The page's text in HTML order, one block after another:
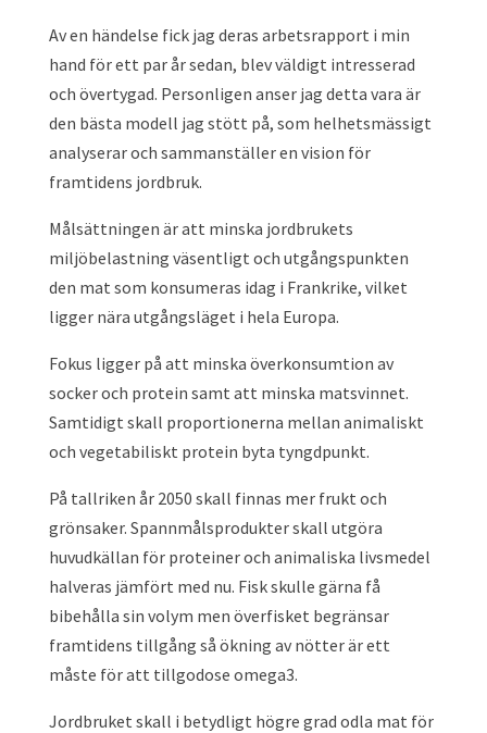
Av en händelse fick jag deras arbetsrapport i min
hand för ett par år sedan, blev väldigt intresserad
och övertygad. Personligen anser jag detta vara är
den bästa modell jag stött på, som helhetsmässigt
analyserar och sammanställer en vision för
framtidens jordbruk.
Målsättningen är att minska jordbrukets
miljöbelastning väsentligt och utgångspunkten
den mat som konsumeras idag i Frankrike, vilket
ligger nära utgångsläget i hela Europa.
Fokus ligger på att minska överkonsumtion av
socker och protein samt att minska matsvinnet.
Samtidigt skall proportionerna mellan animaliskt
och vegetabiliskt protein byta tyngdpunkt.
På tallriken år 2050 skall finnas mer frukt och
grönsaker. Spannmålsprodukter skall utgöra
huvudkällan för proteiner och animaliska livsmedel
halveras jämfört med nu. Fisk skulle gärna få
bibehålla sin volym men överfisket begränsar
framtidens tillgång så ökning av nötter är ett
måste för att tillgodose omega3.
Jordbruket skall i betydligt högre grad odla mat för